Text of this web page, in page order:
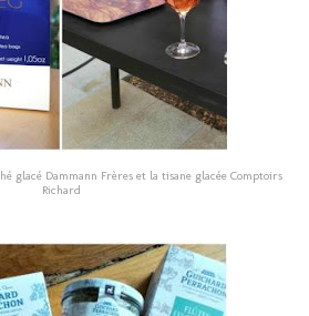
glacé Dammann Frères et la tisane glacée Comptoirs
Richard